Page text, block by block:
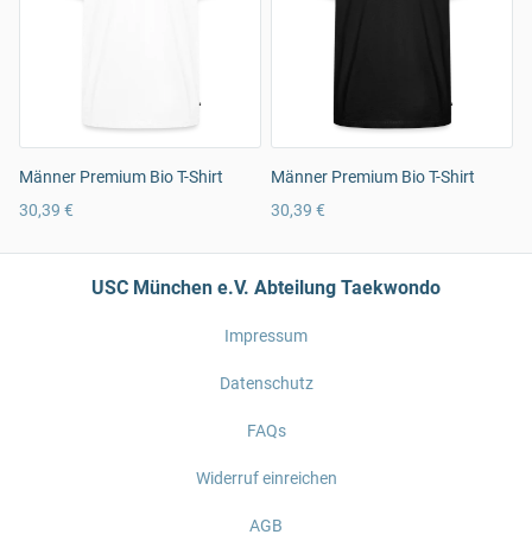
Männer Premium Bio T-Shirt
30,39 €
Männer Premium Bio T-Shirt
30,39 €
USC München e.V. Abteilung Taekwondo
Impressum
Datenschutz
FAQs
Widerruf einreichen
AGB